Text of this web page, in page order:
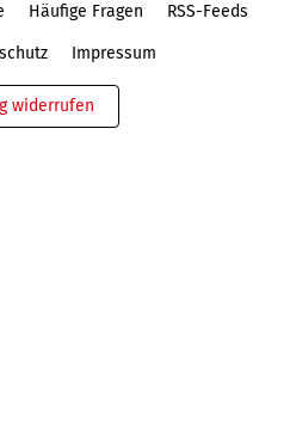
Häufige Fragen RSS-Feeds
Impressum
widerrufen